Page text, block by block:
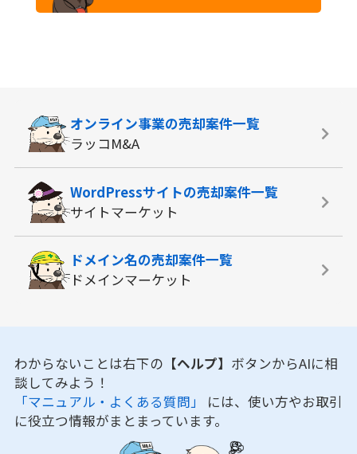
オンライン事業の売却案件一覧
ラッコM&A
WordPressサイトの売却案件一覧
サイトマーケット
ドメイン名の売却案件一覧
ドメインマーケット
わからないことは右下の 【ヘルプ】 ボタンからAIに相
談してみよう！
「マニュアル・よくある質問」 には、使い方やお取引
に役立つ情報がまとまっています。